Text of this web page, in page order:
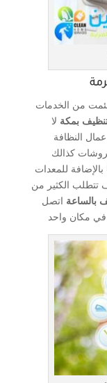
من الخدمات
بمكة لا
النظافة
كذالك
للمعدات
تتطلب الكثير من
بالساعة اتصل
في مكان واحد